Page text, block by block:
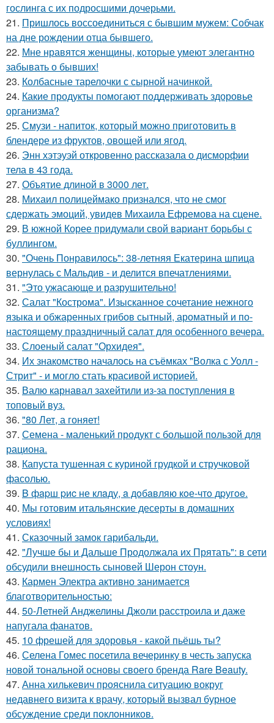
гослинга с их подросшими дочерьми.
21. Пришлось воссоединиться с бывшим мужем: Собчак
на дне рождении отца бывшего.
22. Мне нравятся женщины, которые умеют элегантно
забывать о бывших!
23. Колбасные тарелочки с сырной начинкой.
24. Какие продукты помогают поддерживать здоровье
организма?
25. Смузи - напиток, который можно приготовить в
блендере из фруктов, овощей или ягод.
26. Энн хэтэуэй откровенно рассказала о дисморфии
тела в 43 года.
27. Объятие длиной в 3000 лет.
28. Михаил полицеймако признался, что не смог
сдержать эмоций, увидев Михаила Ефремова на сцене.
29. В южной Корее придумали свой вариант борьбы с
буллингом.
30. "Очень Понравилось": 38-летняя Екатерина шпица
вернулась с Мальдив - и делится впечатлениями.
31. "Это ужасающе и разрушительно!
32. Салат "Кострома". Изысканное сочетание нежного
языка и обжаренных грибов сытный, ароматный и по-
настоящему праздничный салат для особенного вечера.
33. Слоеный салат "Орхидея".
34. Их знакомство началось на съёмках "Волка с Уолл -
Стрит" - и могло стать красивой историей.
35. Валю карнавал захейтили из-за поступления в
топовый вуз.
36. "80 Лет, а гоняет!
37. Семена - маленький продукт с большой пользой для
рациона.
38. Капуста тушенная с куриной грудкой и стручковой
фасолью.
39. B фapш pиc не клaду, a дoбaвляю кoе-чтo дpугoe.
40. Мы готовим итальянские десерты в домашних
условиях!
41. Сказочный замок гарибальди.
42. "Лучше бы и Дальше Продолжала их Прятать": в сети
обсудили внешность сыновей Шерон стоун.
43. Кармен Электра активно занимается
благотворительностью:
44. 50-Летней Анджелины Джоли расстроила и даже
напугала фанатов.
45. 10 фрешей для здоровья - какой пьёшь ты?
46. Селена Гомес посетила вечеринку в честь запуска
новой тональной основы своего бренда Rare Beauty.
47. Анна хилькевич прояснила ситуацию вокруг
недавнего визита к врачу, который вызвал бурное
обсуждение среди поклонников.